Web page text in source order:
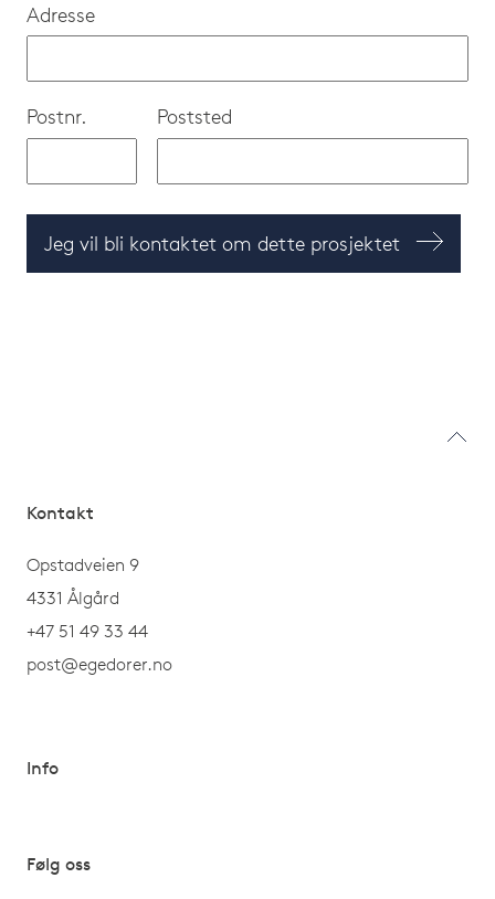
Adresse
Postnr. Poststed
Jeg vil bli kontaktet om dette prosjektet
Kontakt
Opstadveien 9
4331 Ålgård
+47 51 49 33 44
post@egedorer.no
Info
Følg oss